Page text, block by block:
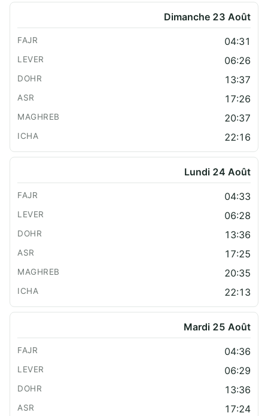
Dimanche 23 Août
04:31
06:26
13:37
17:26
20:37
22:16
Lundi 24 Août
04:33
06:28
13:36
17:25
20:35
22:13
Mardi 25 Août
04:36
06:29
13:36
17:24